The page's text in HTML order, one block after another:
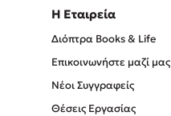
Η Εταιρεία
Διόπτρα Books & Life
Επικοινωνήστε μαζί μας
Νέοι Συγγραφείς
Θέσεις Εργασίας